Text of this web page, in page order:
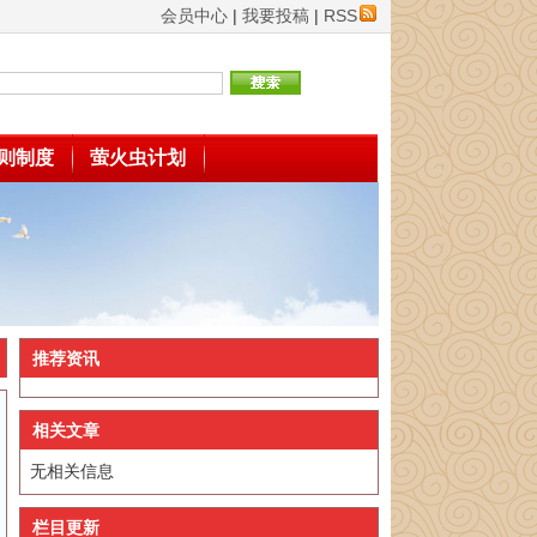
会员中心 | 我要投稿 | RSS
制度 萤火虫计划
推荐资讯
相关文章
无相关信息
栏目更新